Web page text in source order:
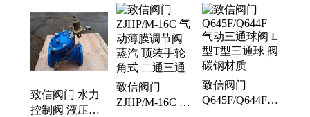
气动笼、铝合金、止回阀、背压阀、供氮阀、过滤
器、空气阀、排渣阀、调节阀、疏水阀、斜灰阀、钢
衬氟、铸钢刀、放料阀、双法兰、插板阀、法兰闸
阀、高温球阀、焊接球阀、手动蝶阀、调节球阀、角
座阀门
致信阀门 水力
控制阀 液压水
致信阀门
ZJHP/M-16C 气
致信阀门
Q645F/Q644F